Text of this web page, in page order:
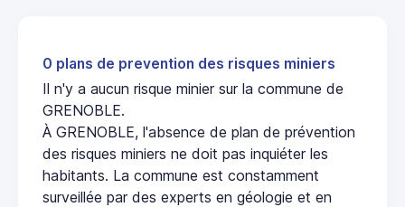
0 plans de prevention des risques miniers
Il n'y a aucun risque minier sur la commune de
GRENOBLE.
À GRENOBLE, l'absence de plan de prévention
des risques miniers ne doit pas inquiéter les
habitants. La commune est constamment
surveillée par des experts en géologie et en